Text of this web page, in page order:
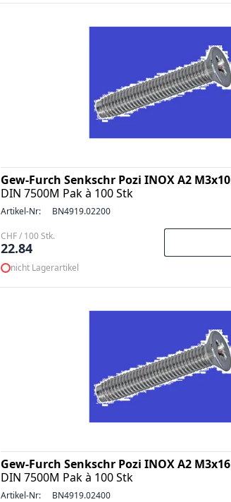
Gew-Furch Senkschr Pozi INOX A2 M3x10
DIN 7500M Pak à 100 Stk
Artikel-Nr: BN4919.02200
CHF / 100 Stk.
22.84
nicht Lagerartikel
Gew-Furch Senkschr Pozi INOX A2 M3x16
DIN 7500M Pak à 100 Stk
Artikel-Nr: BN4919.02400